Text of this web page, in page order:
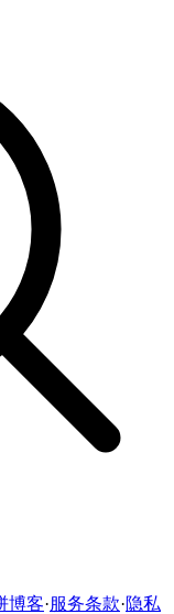
博客·服务条款·隐私